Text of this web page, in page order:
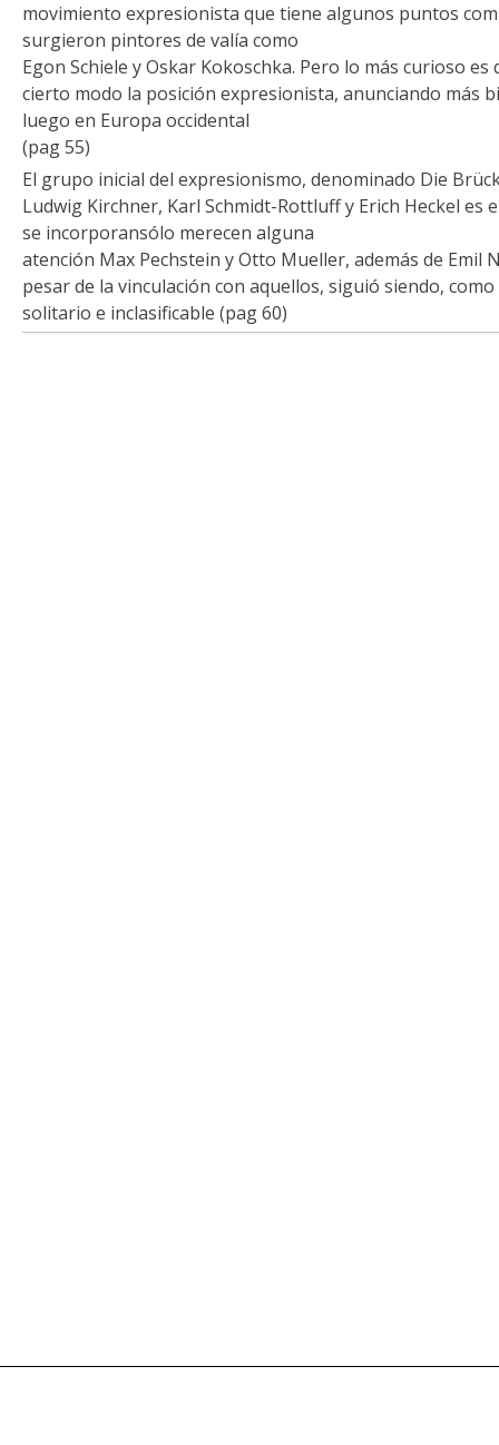
movimiento expresionista que tiene algunos puntos
surgieron pintores de valía como
Egon Schiele y Oskar Kokoschka. Pero lo más curioso
cierto modo la posición expresionista, anunciando más
luego en Europa occidental
(pag 55)
El grupo inicial del expresionismo, denominado Die
Ludwig Kirchner, Karl Schmidt-Rottluff y Erich Heckel es
se incorporansólo merecen alguna
atención Max Pechstein y Otto Mueller, además de Emil
pesar de la vinculación con aquellos, siguió siendo,
solitario e inclasificable (pag 60)